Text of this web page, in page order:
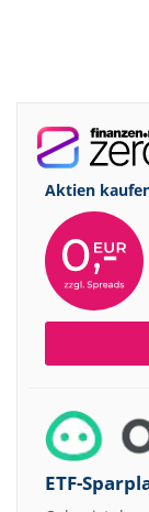
Aktien
ETF-